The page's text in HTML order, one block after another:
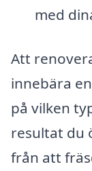
med
Att
innebära
på vilken
resultat du
från att